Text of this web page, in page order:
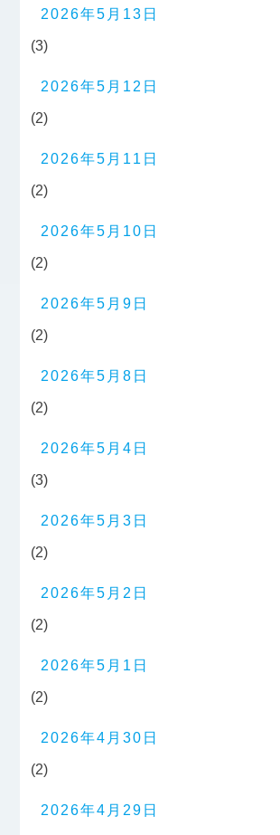
2026年5月13日
(3)
2026年5月12日
(2)
2026年5月11日
(2)
2026年5月10日
(2)
2026年5月9日
(2)
2026年5月8日
(2)
2026年5月4日
(3)
2026年5月3日
(2)
2026年5月2日
(2)
2026年5月1日
(2)
2026年4月30日
(2)
2026年4月29日